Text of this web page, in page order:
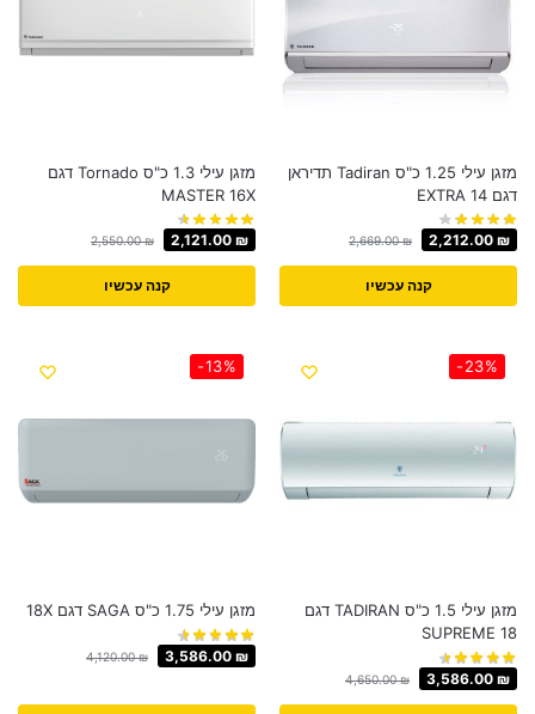
‏מזגן עילי 1.25 ‏כ"ס Tadiran תדיראן
דגם EXTRA 14
2,669.00₪ 2,212.00 ₪
קנה עכשיו
מזגן עילי 1.3 כ"ס Tornado דגם
MASTER 16X
2,550.00₪ 2,121.00 ₪
קנה עכשיו
-23%
מזגן עילי 1.5 כ"ס TADIRAN דגם
SUPREME 18
4,650.00₪ 3,586.00 ₪
-13%
מזגן עילי 1.75 כ"ס SAGA דגם 18X
4,120.00₪ 3,586.00 ₪